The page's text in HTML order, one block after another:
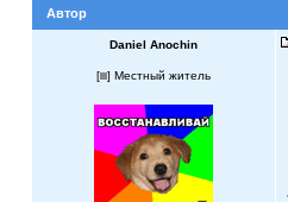
Автор
Daniel Anochin
[ ] Местный житель